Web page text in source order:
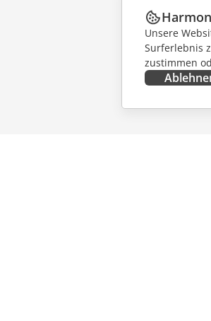
Unsere
Surferlebnis
zustimmen